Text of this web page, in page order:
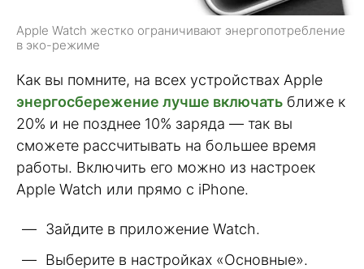
Apple Watch жестко ограничивают энергопотребление
в эко-режиме
Как вы помните, на всех устройствах Apple
энергосбережение лучше включать ближе к
20% и не позднее 10% заряда — так вы
сможете рассчитывать на большее время
работы. Включить его можно из настроек
Apple Watch или прямо с iPhone.
Зайдите в приложение Watch.
Выберите в настройках «Основные».